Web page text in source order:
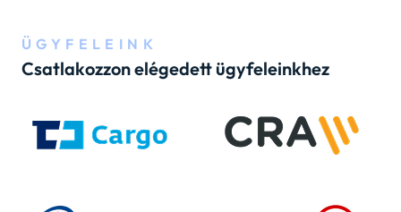
ÜGYFELEINK
Csatlakozzon elégedett ügyfeleinkhez